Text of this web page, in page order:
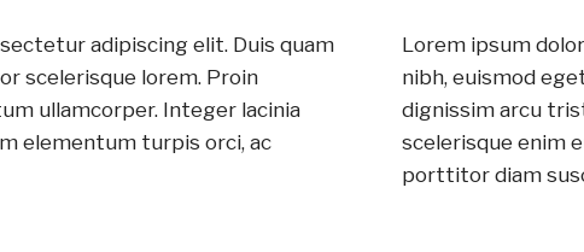
adipiscing elit. Duis quam
scelerisque lorem. Proin
ullamcorper. Integer lacinia
elementum turpis orci, ac
Lorem ipsum
nibh, euismod
dignissim arcu
scelerisque enim
porttitor diam